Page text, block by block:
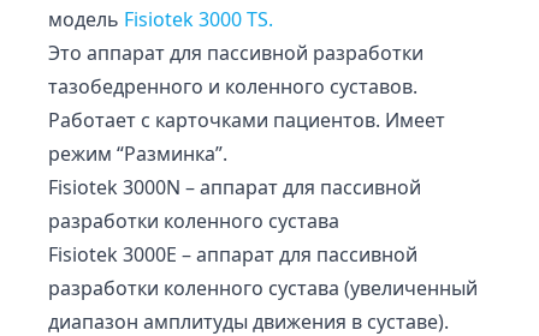
модель Fisiotek 3000 TS.
Это аппарат для пассивной разработки
тазобедренного и коленного суставов.
Работает с карточками пациентов. Имеет
режим “Разминка”.
Fisiotek 3000N – аппарат для пассивной
разработки коленного сустава
Fisiotek 3000E – аппарат для пассивной
разработки коленного сустава (увеличенный
диапазон амплитуды движения в суставе).